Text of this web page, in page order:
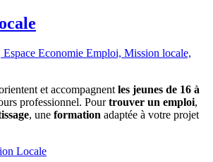
Espace Economie Emploi, Mission locale,
et accompagnent les jeunes de 16 à
professionnel. Pourtrouver un emploi,
, une formation adaptée à votre projet
Locale